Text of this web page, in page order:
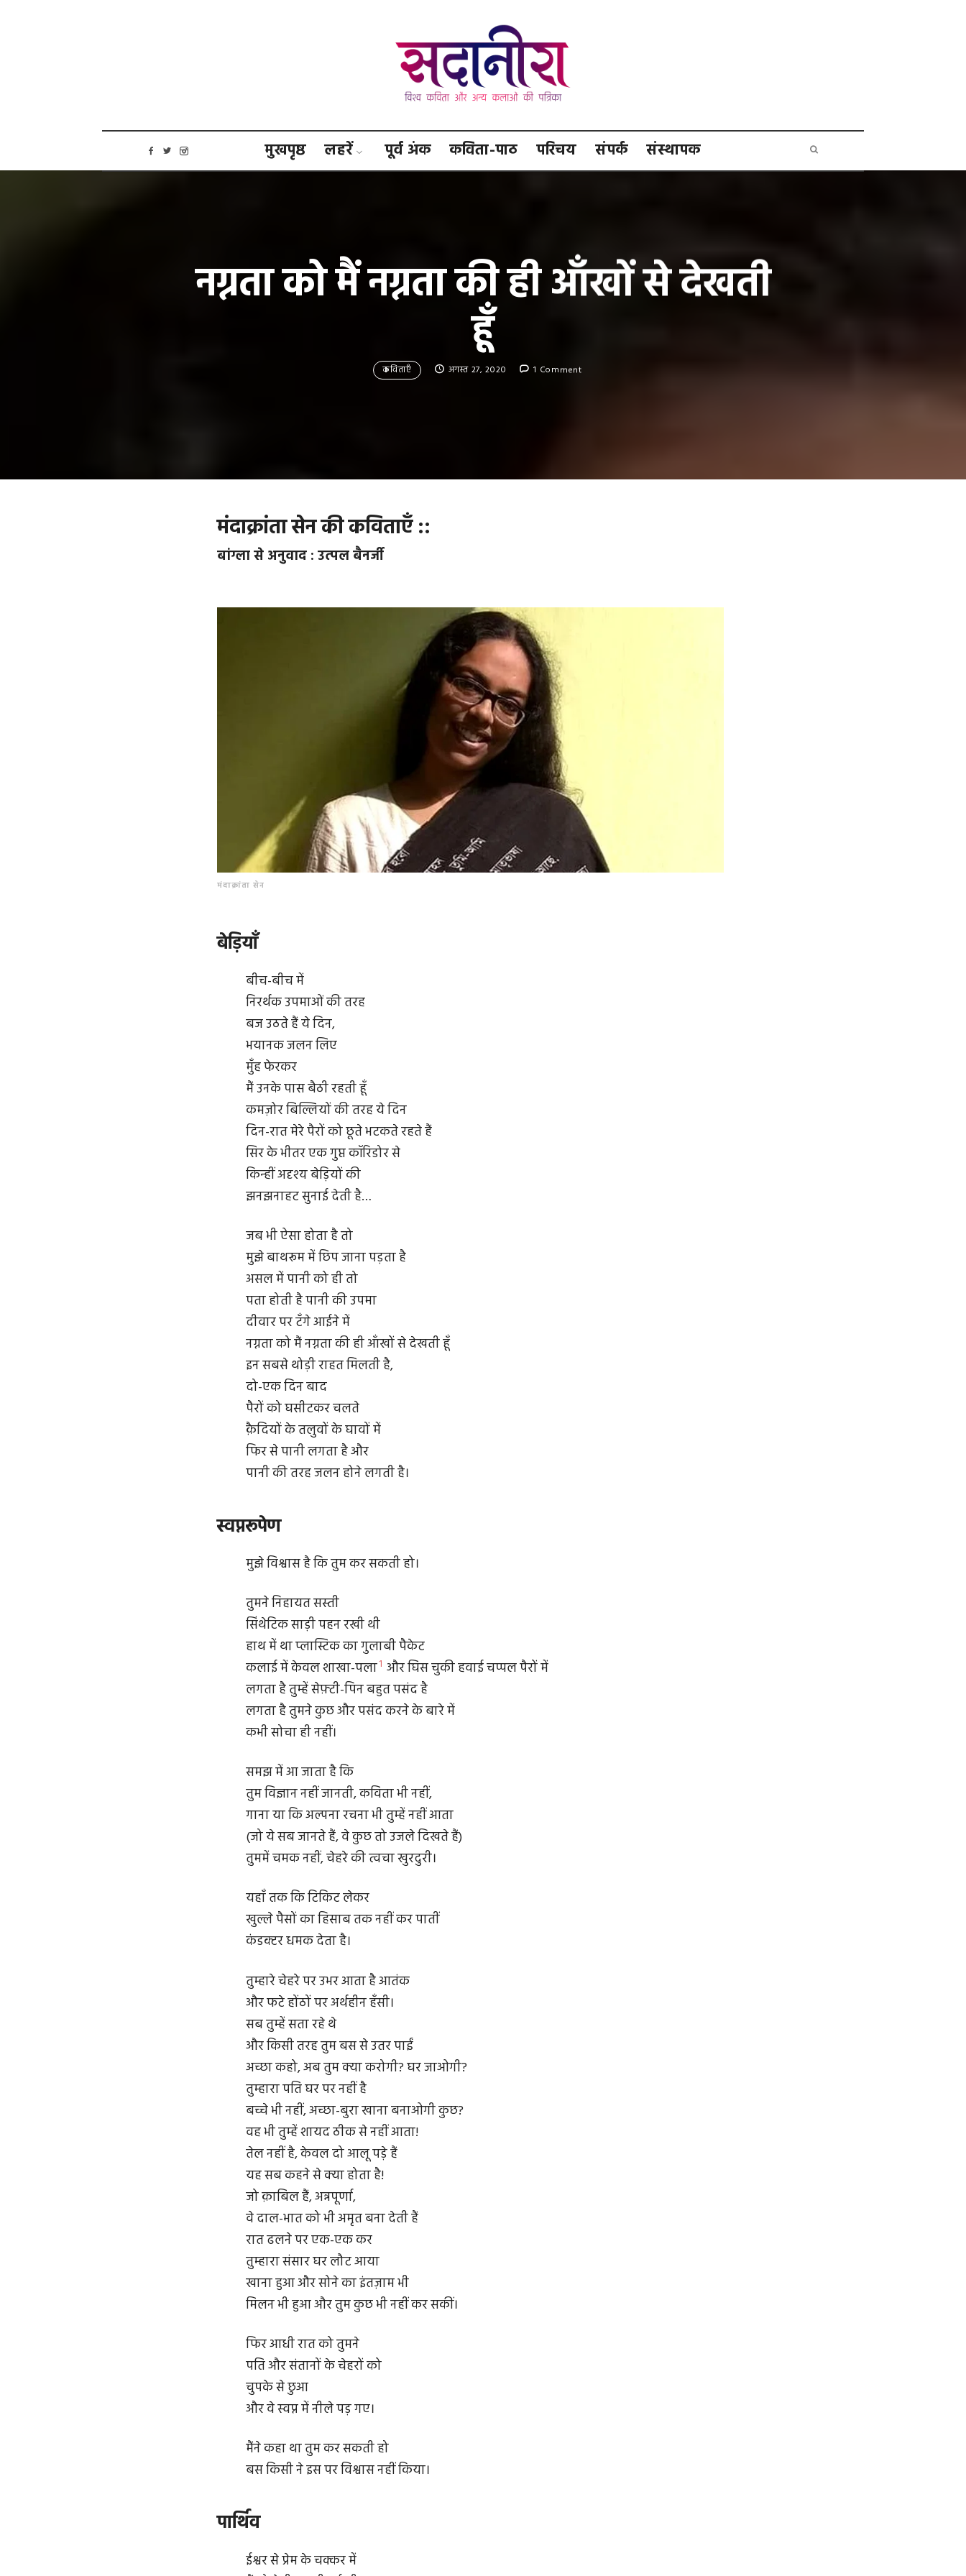
मुखपृष्ठ लहरें पूर्व अंक कविता-पाठ परिचय संपर्क संस्थापक
नग्नता को मैं नग्नता की ही आँखों से देखती
हूँ
कविताएँ अगस्त 27, 2020 1 Comment
मंदाक्रांता सेन की कविताएँ ::
बांग्ला से अनुवाद : उत्पल बैनर्जी
मंदाक्रांता सेन
बेड़ियाँ
बीच-बीच में
निरर्थक उपमाओं की तरह
बज उठते हैं ये दिन,
भयानक जलन लिए
मुँह फेरकर
मैं उनके पास बैठी रहती हूँ
कमज़ोर बिल्लियों की तरह ये दिन
दिन-रात मेरे पैरों को छूते भटकते रहते हैं
सिर के भीतर एक गुप्त कॉरिडोर से
किन्हीं अदृश्य बेड़ियों की
झनझनाहट सुनाई देती है…
जब भी ऐसा होता है तो
मुझे बाथरूम में छिप जाना पड़ता है
असल में पानी को ही तो
पता होती है पानी की उपमा
दीवार पर टँगे आईने में
नग्नता को मैं नग्नता की ही आँखों से देखती हूँ
इन सबसे थोड़ी राहत मिलती है,
दो-एक दिन बाद
पैरों को घसीटकर चलते
क़ैदियों के तलुवों के घावों में
फिर से पानी लगता है और
पानी की तरह जलन होने लगती है।
स्वप्नरूपेण
मुझे विश्वास है कि तुम कर सकती हो।
तुमने निहायत सस्ती
सिंथेटिक साड़ी पहन रखी थी
हाथ में था प्लास्टिक का गुलाबी पैकेट
कलाई में केवल शाखा-पला1 और घिस चुकी हवाई चप्पल पैरों में
लगता है तुम्हें सेफ़्टी-पिन बहुत पसंद है
लगता है तुमने कुछ और पसंद करने के बारे में
कभी सोचा ही नहीं।
समझ में आ जाता है कि
तुम विज्ञान नहीं जानती, कविता भी नहीं,
गाना या कि अल्पना रचना भी तुम्हें नहीं आता
(जो ये सब जानते हैं, वे कुछ तो उजले दिखते हैं)
तुममें चमक नहीं, चेहरे की त्वचा खुरदुरी।
यहाँ तक कि टिकिट लेकर
खुल्ले पैसों का हिसाब तक नहीं कर पातीं
कंडक्टर धमक देता है।
तुम्हारे चेहरे पर उभर आता है आतंक
और फटे होंठों पर अर्थहीन हँसी।
सब तुम्हें सता रहे थे
और किसी तरह तुम बस से उतर पाईं
अच्छा कहो, अब तुम क्या करोगी? घर जाओगी?
तुम्हारा पति घर पर नहीं है
बच्चे भी नहीं, अच्छा-बुरा खाना बनाओगी कुछ?
वह भी तुम्हें शायद ठीक से नहीं आता!
तेल नहीं है, केवल दो आलू पड़े हैं
यह सब कहने से क्या होता है!
जो क़ाबिल हैं, अन्नपूर्णा,
वे दाल-भात को भी अमृत बना देती हैं
रात ढलने पर एक-एक कर
तुम्हारा संसार घर लौट आया
खाना हुआ और सोने का इंतज़ाम भी
मिलन भी हुआ और तुम कुछ भी नहीं कर सकीं।
फिर आधी रात को तुमने
पति और संतानों के चेहरों को
चुपके से छुआ
और वे स्वप्न में नीले पड़ गए।
मैंने कहा था तुम कर सकती हो
बस किसी ने इस पर विश्वास नहीं किया।
पार्थिव
ईश्वर से प्रेम के चक्कर में